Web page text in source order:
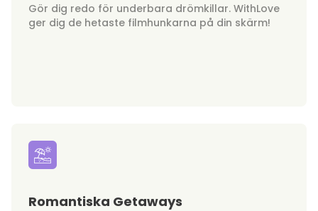
Gör dig redo för underbara drömkillar. WithLove
ger dig de hetaste filmhunkarna på din skärm!
Romantiska Getaways